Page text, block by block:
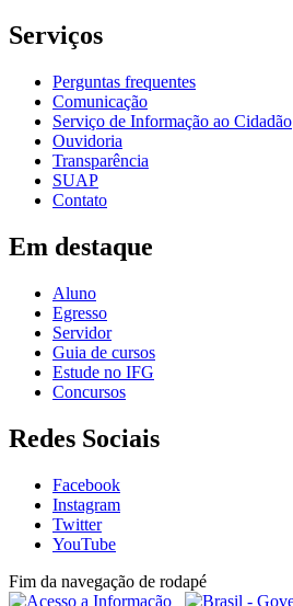
Serviços
Perguntas frequentes
Comunicação
Serviço de Informação ao Cidadão
Ouvidoria
Transparência
SUAP
Contato
Em destaque
Aluno
Egresso
Servidor
Guia de cursos
Estude no IFG
Concursos
Redes Sociais
Facebook
Instagram
Twitter
YouTube
Fim da navegação de rodapé